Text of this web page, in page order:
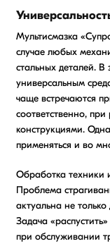
Мультисмазка
случае любых
стальных деталей. В
универсальным
чаще встречаются
соответственно,
конструкциями.
применяться и во
Обработка техники
Проблема
актуальна не
Задача
при обслуживании